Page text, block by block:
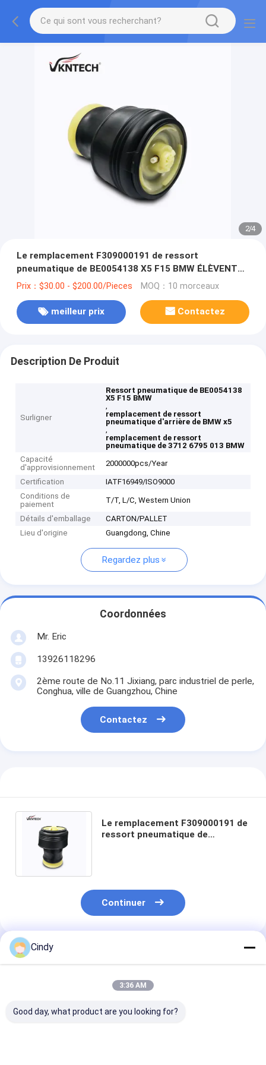
2/4
Le remplacement F309000191 de ressort
pneumatique de BE0054138 X5 F15 BMW ÉLÈVENT
3712 6795 013
Prix：$30.00 - $200.00/Pieces MOQ：10 morceaux
meilleur prix Contactez
Description De Produit
Surligner
Ressort pneumatique de BE0054138
X5 F15 BMW
,
remplacement de ressort
pneumatique d'arrière de BMW x5
,
remplacement de ressort
pneumatique de 3712 6795 013 BMW
Capacité
d'approvisionnement
2000000pcs/Year
Certification
IATF16949/ISO9000
Conditions de
paiement
T/T, L/C, Western Union
Détails d'emballage
CARTON/PALLET
Lieu d'origine
Guangdong, Chine
Regardez plus
Coordonnées
Mr. Eric
13926118296
2ème route de No.11 Jixiang, parc industriel de perle,
Conghua, ville de Guangzhou, Chine
Contactez
Le remplacement F309000191 de
ressort pneumatique de
Continuer
Produits Recommandés
Cindy
3:36 AM
Good day, what product are you looking for?